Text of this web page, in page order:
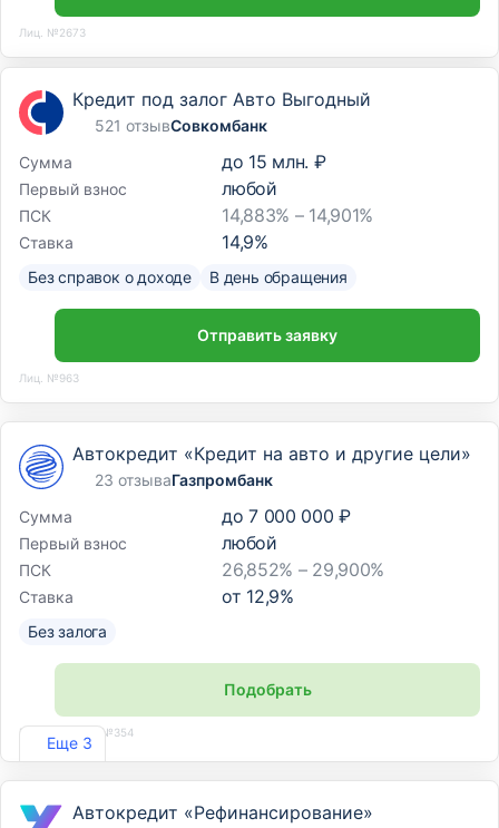
Лиц. №2673
Кредит под залог Авто Выгодный
521 отзывСовкомбанк
Сумма
до 15 млн. ₽
Первый взнос любой
ПСК 14,883% – 14,901%
Ставка 14,9%
Без справок о доходе В день обращения
Отправить заявку
Лиц. №963
Еще 3
Автокредит «Кредит на авто и другие цели»
23 отзываГазпромбанк
Сумма
до 7 000 000 ₽
Первый взнос любой
ПСК 26,852% – 29,900%
Ставка от 12,9%
Без залога
Подобрать
Реклама. Лиц. №354
Автокредит «Рефинансирование»